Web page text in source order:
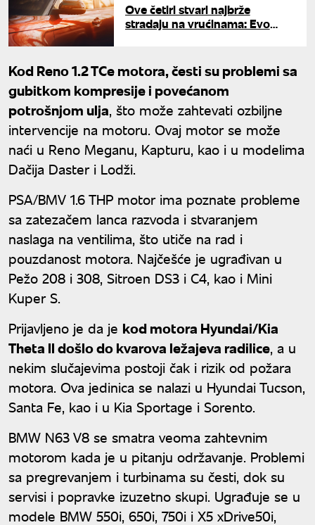
Ove četiri stvari najbrže
stradaju na vrućinama: Evo
Kod Reno 1.2 TCe motora, česti su problemi sa
gubitkom kompresije i povećanom
potrošnjom ulja, što može zahtevati ozbiljne
intervencije na motoru. Ovaj motor se može
naći u Reno Meganu, Kapturu, kao i u modelima
Dačija Daster i Lodži.
PSA/BMV 1.6 THP motor ima poznate probleme
sa zatezačem lanca razvoda i stvaranjem
naslaga na ventilima, što utiče na rad i
pouzdanost motora. Najčešće je ugrađivan u
Pežo 208 i 308, Sitroen DS3 i C4, kao i Mini
Kuper S.
Prijavljeno je da je kod motora Hyundai/Kia
Theta II došlo do kvarova ležajeva radilice, a u
nekim slučajevima postoji čak i rizik od požara
motora. Ova jedinica se nalazi u Hyundai Tucson,
Santa Fe, kao i u Kia Sportage i Sorento.
BMW N63 V8 se smatra veoma zahtevnim
motorom kada je u pitanju održavanje. Problemi
sa pregrevanjem i turbinama su česti, dok su
servisi i popravke izuzetno skupi. Ugrađuje se u
modele BMW 550i, 650i, 750i i X5 xDrive50i,